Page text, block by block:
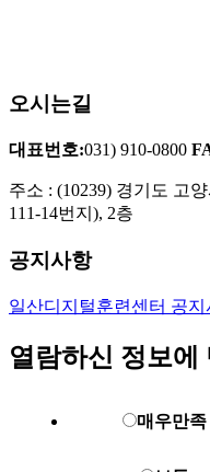
오시는길
대표번호:031) 910-0800
주소 : (10239) 경기도 고
111-14번지), 2층
공지사항
일산디지털훈련센터 공지
열람하신 정보에
매우만족